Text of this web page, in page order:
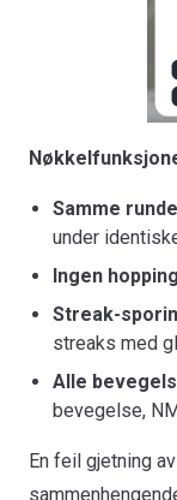
Samme
under
Ingen hopping
Streak-
streaks med
Alle
bevegelse,
En feil gjetning